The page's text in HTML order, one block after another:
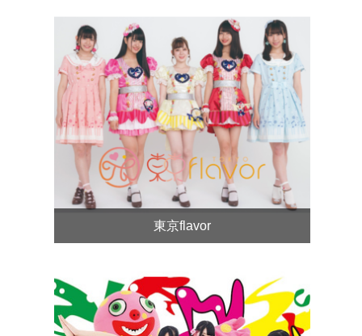
東京flavor